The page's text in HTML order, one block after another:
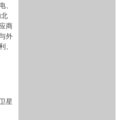
、
商
外
、
星